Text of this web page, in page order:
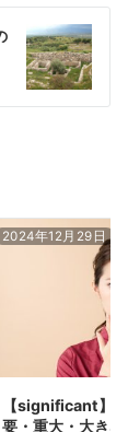
2024年12月29日
【significant】
要・重大・大き